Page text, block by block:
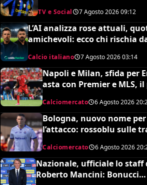
TV e Social 7 Agosto 2026 09:12
L’AI analizza rose attuali,
amichevoli: ecco chi rischia
un’insospettabile
Calcio italiano 7 Agosto 202603:14
Napoli e Milan, sfida per
asta con Premier e MLS, il
Calciomercato 6 Agosto 2026
Bologna, nuovo nome per
l’attacco: rossoblu sulle
Calciomercato 6 Agosto 2026
Nazionale, ufficiale lo staff
Roberto Mancini: Bonucci